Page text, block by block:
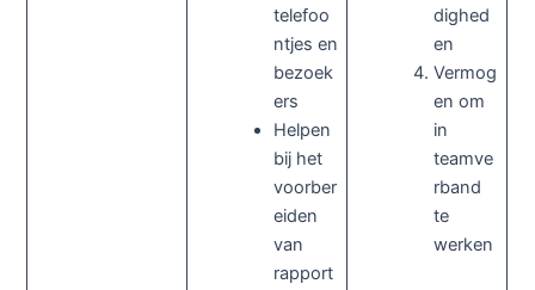
telefoo
ntjes en
bezoek
ers
Helpen
bij het
voorber
eiden
van
rapport
dighed
en
Vermog
en om
in
teamve
rband
te
werken